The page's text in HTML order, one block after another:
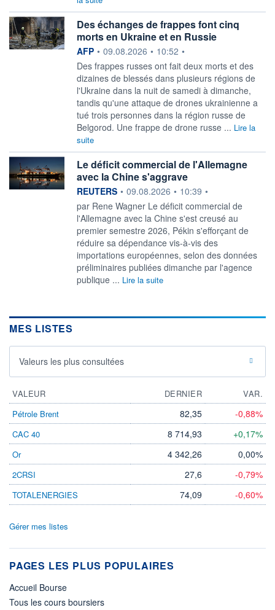
Des échanges de frappes font cinq
morts en Ukraine et en Russie
information fournie par
AFP • 09.08.2026 • 10:52 •
Des frappes russes ont fait deux morts et des
dizaines de blessés dans plusieurs régions de
l'Ukraine dans la nuit de samedi à dimanche,
tandis qu'une attaque de drones ukrainienne a
tué trois personnes dans la région russe de
Belgorod. Une frappe de drone russe ... Lire la
suite
Le déficit commercial de l'Allemagne
avec la Chine s'aggrave
information fournie par
REUTERS • 09.08.2026 • 10:39 •
par Rene Wagner Le déficit commercial de
l'Allemagne avec ‌la Chine s'est creusé au
premier semestre 2026, Pékin s'efforçant de
réduire sa dépendance vis-à-vis des
importations européennes, selon ​des données
préliminaires publiées dimanche par l'agence
publique ... Lire la suite
MES LISTES
Valeurs les plus consultées
VALEUR DERNIER
VAR.
Pétrole Brent
82,35 -0,88%
CAC 40 8 714,93 +0,17%
Or 4 342,26 0,00%
2CRSI 27,6 -0,79%
TOTALENERGIES 74,09 -0,60%
Gérer mes listes
PAGES LES PLUS POPULAIRES
Accueil Bourse
Tous les cours boursiers